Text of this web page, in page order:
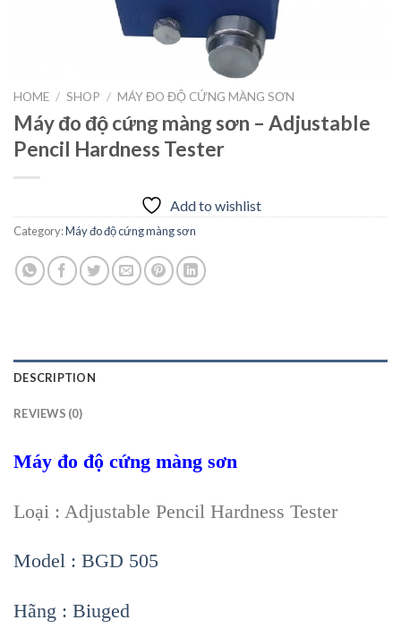
HOME / SHOP / MÁY ĐO ĐỘ CỨNG MÀNG SƠN
Máy đo độ cứng màng sơn – Adjustable
Pencil Hardness Tester
Add to wishlist
Category:Máy đo độ cứng màng sơn
DESCRIPTION
REVIEWS (0)
Máy đo độ cứng màng sơn
Loại : Adjustable Pencil Hardness Tester
Model : BGD 505
Hãng : Biuged